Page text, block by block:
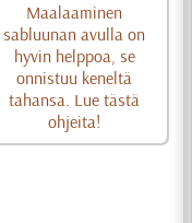
Maalaaminen
sabluunan avulla on
hyvin helppoa, se
onnistuu keneltä
tahansa. Lue tästä
ohjeita!